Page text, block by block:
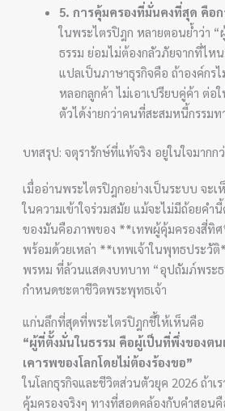
5. การคุ้มครองที่มั่นคงที่สุด คือก
ในพระไตรปิฎก หลายตอนย้ำว่า
ธรรม ย่อมไม่ต้องกลัวภัยจากที่ไหน
แปลเป็นภาษาธุรกิจคือ ถ้าองค์กร
หลอกลูกค้า ไม่เอาเปรียบคู่ค้า ต่อ
ตัวได้ง่ายกว่าคนที่สะสมหนี้กรรมท
บทสรุป: จตุรารักษ์ที่แท้จริง อยู่ในใจมากก
เมื่ออ่านพระไตรปิฎกอย่างเป็นระบบ จะ
ในความเข้าใจร่วมสมัย แม้จะไม่มีถ้อยคำ
ของมันคือภาพของ **เทพผู้คุ้มครองสี่ทิศ
พร้อมด้วยเหล่า **เทพเจ้าในพุทธประวัติ
พรหม ที่ล้วนแสดงบทบาท “อุปถัมภ์พระธ
กำหนดชะตาชีวิตพระพุทธเจ้า
แก่นลึกที่สุดที่พระไตรปิฎกชี้ให้เห็นคือ
“ผู้ที่ตั้งมั่นในธรรม คือผู้เป็นที่พึ่งของตน
เคารพของโลกโดยไม่ต้องร้องขอ”
ในโลกธุรกิจและชีวิตส่วนตัวยุค 2026 ถ้าเ
คุ้มครองจริงๆ ทางที่สอดคล้องกับคำสอนคื